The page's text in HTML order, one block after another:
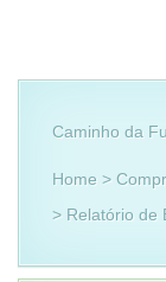
Caminho da
Home >
> Relatório de